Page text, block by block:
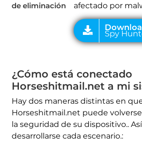
de eliminación
afectado por
¿Cómo está conectado
Horseshitmail.net a mi
Hay dos maneras distintas en
Horseshitmail.net puede
la seguridad de su dispositivo..
desarrollarse cada escenario.: